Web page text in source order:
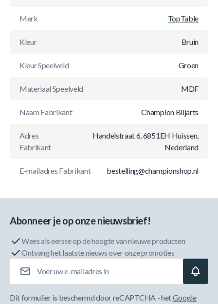
Merk TopTable
Kleur Bruin
Kleur Speelveld Groen
Materiaal Speelveld MDF
Naam Fabrikant Champion Biljarts
Adres
Fabrikant
Handelstraat 6, 6851EH Huissen,
Nederland
E-mailadres Fabrikant bestelling@championshop.nl
Abonneer je op onze nieuwsbrief!
Wees als eerste op de hoogte van nieuwe producten
Ontvang het laatste nieuws over onze promoties
Dit formulier is beschermd door reCAPTCHA - hetGoogle